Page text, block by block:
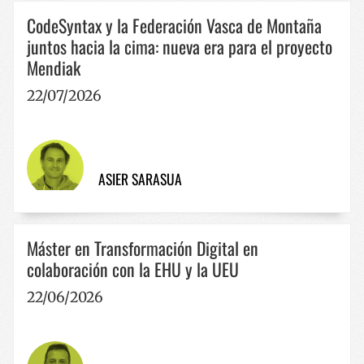
CodeSyntax y la Federación Vasca de Montaña
juntos hacia la cima: nueva era para el proyecto
Mendiak
22/07/2026
ASIER SARASUA
Máster en Transformación Digital en
colaboración con la EHU y la UEU
22/06/2026
.x.com
57
CookieScriptConsent
Política de Privacidad de Google